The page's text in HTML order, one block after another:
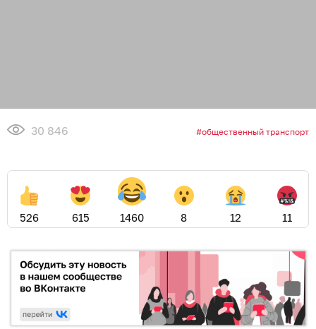
30 846 общественный транспорт
526 615 1460 8 12 11